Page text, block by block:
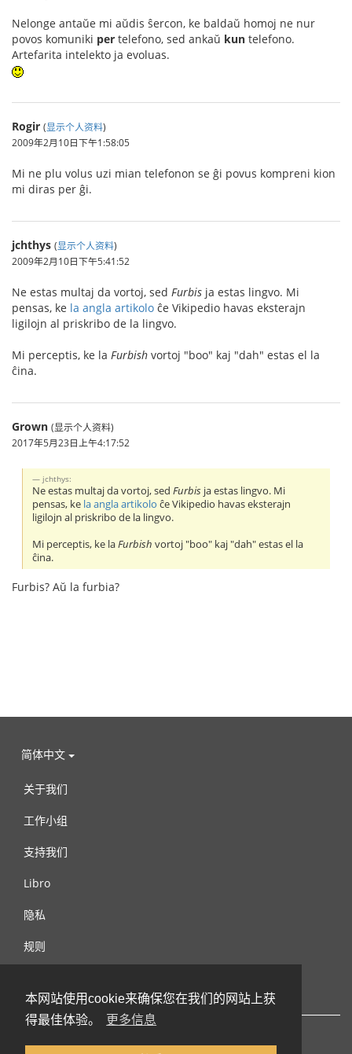
本网站使用cookie来确保您在我们的网站上获
得最佳体验。
更多信息
Nelonge antaŭe mi aŭdis ŝercon, ke baldaŭ homoj ne nur
povos komuniki per telefono, sed ankaŭ kun telefono.
Artefarita intelekto ja evoluas.
Rogir (显示个人资料)
2009年2月10日下午1:58:05
Mi ne plu volus uzi mian telefonon se ĝi povus kompreni kion
mi diras per ĝi.
jchthys (显示个人资料)
2009年2月10日下午5:41:52
Ne estas multaj da vortoj, sed Furbis ja estas lingvo. Mi
pensas, ke la angla artikolo ĉe Vikipedio havas eksterajn
ligilojn al priskribo de la lingvo.
Mi perceptis, ke la Furbish vortoj "boo" kaj "dah" estas el la
ĉina.
Grown (显示个人资料)
2017年5月23日上午4:17:52
jchthys:
Ne estas multaj da vortoj, sedFurbis ja estas lingvo. Mi
pensas, ke la angla artikolo ĉe Vikipedio havas eksterajn
ligilojn al priskribo de la lingvo.
Mi perceptis, ke laFurbish vortoj "boo" kaj "dah" estas el la
ĉina.
Furbis? Aŭ la furbia?
简体中文
关于我们
工作小组
支持我们
Libro
隐私
规则